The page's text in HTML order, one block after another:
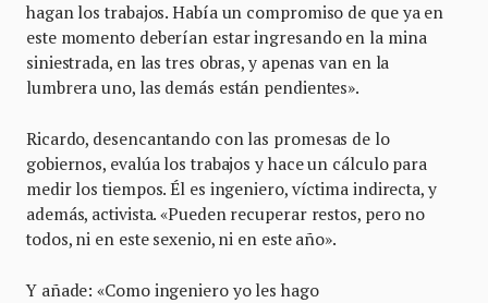
hagan los trabajos. Había un compromiso de que ya en
este momento deberían estar ingresando en la mina
siniestrada, en las tres obras, y apenas van en la
lumbrera uno, las demás están pendientes».
Ricardo, desencantando con las promesas de lo
gobiernos, evalúa los trabajos y hace un cálculo para
medir los tiempos. Él es ingeniero, víctima indirecta, y
además, activista. «Pueden recuperar restos, pero no
todos, ni en este sexenio, ni en este año».
Y añade: «Como ingeniero yo les hago